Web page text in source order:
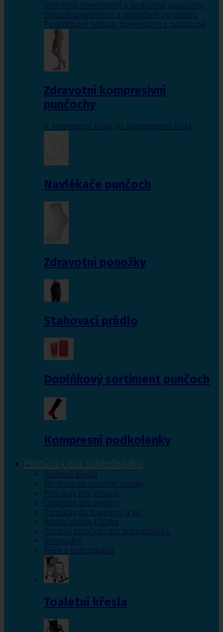
Stehenní preventivní a podpůrné punčochy,
Lýtkové preventivní a podpůrné punčochy,
Punčochové kalhoty preventivní a podpůrné
Zdravotní kompresivní
punčochy
II. kompresní třída III. kompresivní třída
Navlékače punčoch
Zdravotní ponožky
Stahovací prádlo
Doplňkový sortiment punčoch
Kompresní podkolenky
Pomůcky pro sebeobsluhu
Toaletní křesla
Mechanické invalidní vozíky
Pomůcky pro seniory
Chodítka pro seniory
Pomůcky do koupelny a wc
Jídelní stolky k lůžku
Ostatní pomůcky pro sebeobsluhu
Stravování
Péče o nemocného
Toaletní křesla